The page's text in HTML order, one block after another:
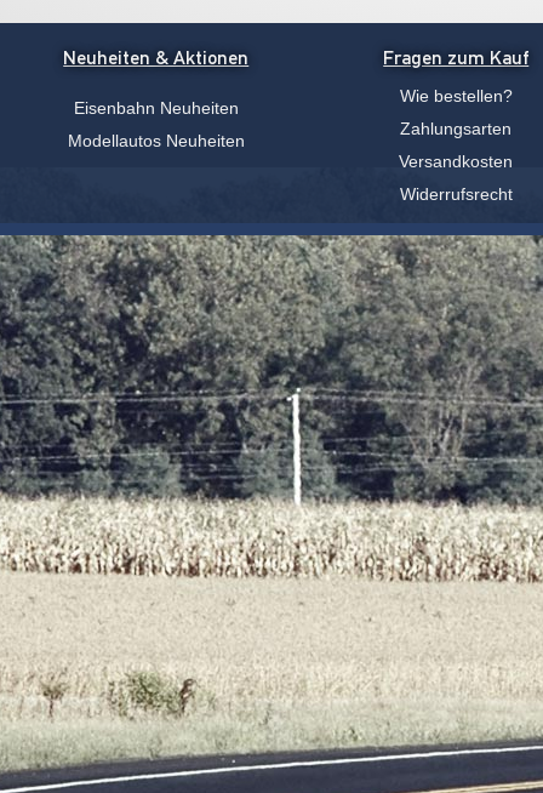
Neuheiten & Aktionen
Eisenbahn Neuheiten
Modellautos Neuheiten
Fragen zum Kauf
Wie bestellen?
Zahlungsarten
Versandkosten
Widerrufsrecht